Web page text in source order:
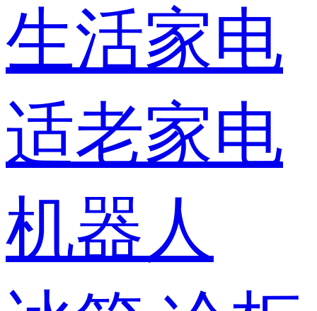
生活家电
适老家电
机器人